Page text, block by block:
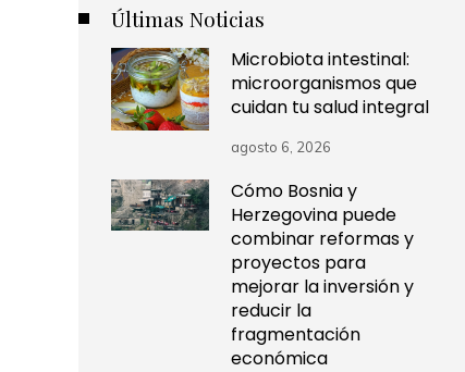
Últimas Noticias
Microbiota intestinal:
microorganismos que
cuidan tu salud integral
agosto 6, 2026
Cómo Bosnia y
Herzegovina puede
combinar reformas y
proyectos para
mejorar la inversión y
reducir la
fragmentación
económica